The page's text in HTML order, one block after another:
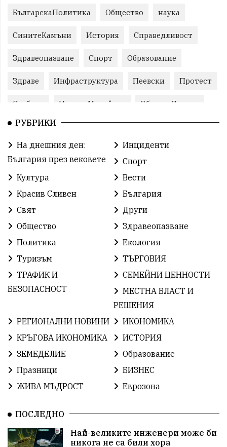
БългарскаПолитика Общество наука
СинитеКамъни История Справедливост
Здравеопазване Спорт Образование
Здраве Инфраструктура Пеевски Протест
Свобода ИвелинМихайлов ОбщинаСливен
Карандила
РадостинВасилев ЛекаАтлетика МЕЧ
ХристоИлиев БългарскоЗемеделие
КироБрейка БългарскиСпорт София
земеделие
ИсторияНаБългария Иновации САЩ
БългарскаГордост Археология Твърдица
ОбщинаСливен Легенда Право
Хасково ВиКСливен
Правосъдие СелинКларънс България2025
ПътнаБезопасност
РУБРИКИ
На днешния ден:
България през вековете
Инциденти
Спорт
Култура
Вести
Красив Сливен
България
Свят
Други
Общество
Здравеопазване
Политика
Екология
Туризъм
ТЪРГОВИЯ
ТРАФИК И
БЕЗОПАСНОСТ
СЕМЕЙНИ ЦЕННОСТИ
МЕСТНА ВЛАСТ И
РЕШЕНИЯ
РЕГИОНАЛНИ НОВИНИ
ИКОНОМИКА
КРЪГОВА ИКОНОМИКА
ИСТОРИЯ
ЗЕМЕДЕЛИЕ
Образование
Празници
БИЗНЕС
ЖИВА МЪДРОСТ
Еврозона
ПОСЛЕДНО
Най-великите инженери може би
никога не са били хора